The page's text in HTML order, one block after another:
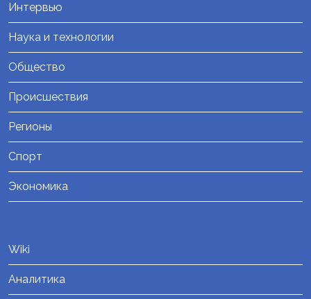
Интервью
Наука и технологии
Общество
Происшествия
Регионы
Спорт
Экономика
Wiki
Аналитика